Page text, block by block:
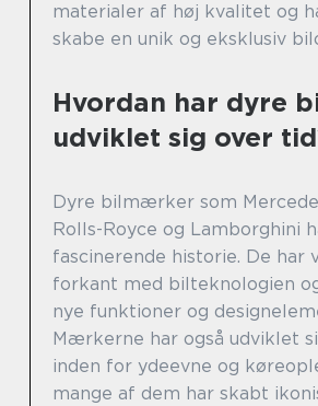
materialer af høj kvalitet og
skabe en unik og eksklusiv
Hvordan har dyre
udviklet sig over
Dyre bilmærker som
Rolls-Royce og Lamborghini
fascinerende historie. De har
forkant med bilteknologien
nye funktioner og
Mærkerne har også udviklet
inden for ydeevne og
mange af dem har skabt